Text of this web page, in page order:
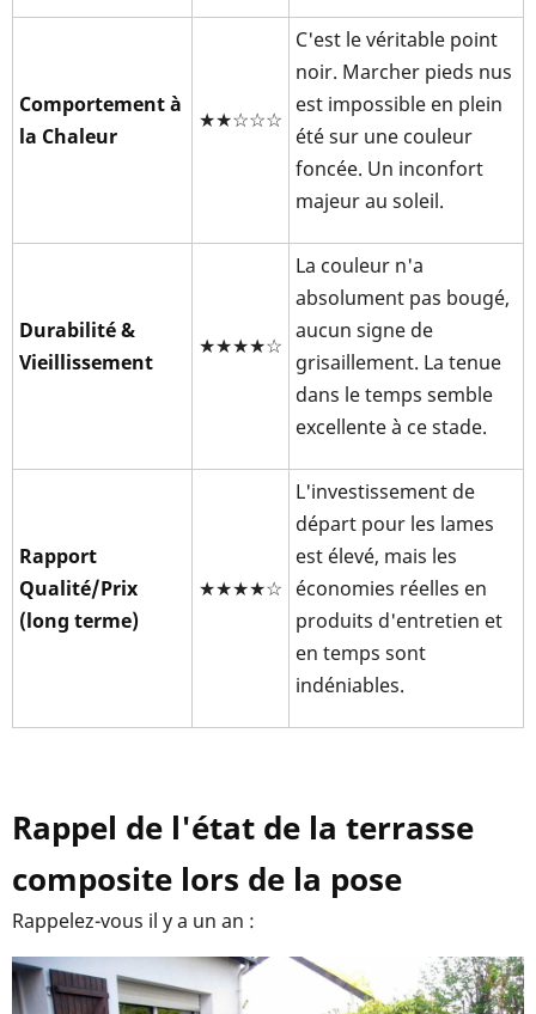
Comportement à
la Chaleur
★★☆☆☆
C'est le véritable point
noir. Marcher pieds nus
est impossible en plein
été sur une couleur
foncée. Un inconfort
majeur au soleil.
Durabilité &
Vieillissement
★★★★☆
La couleur n'a
absolument pas bougé,
aucun signe de
grisaillement. La tenue
dans le temps semble
excellente à ce stade.
Rapport
Qualité/Prix
(long terme)
★★★★☆
L'investissement de
départ pour les lames
est élevé, mais les
économies réelles en
produits d'entretien et
en temps sont
indéniables.
Rappel de l'état de la terrasse
composite lors de la pose
Rappelez-vous il y a un an :